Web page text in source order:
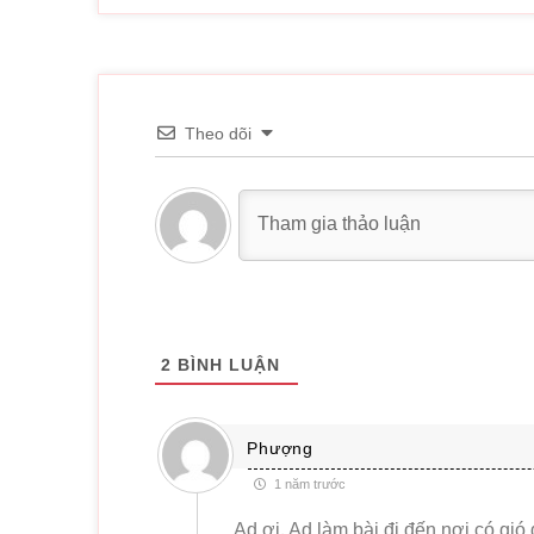
Theo dõi
2 BÌNH LUẬN
Phượng
1 năm trước
Ad ơi, Ad làm bài đi đến nơi có gió